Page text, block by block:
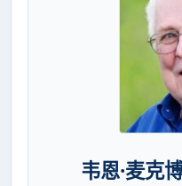
韦恩·麦克